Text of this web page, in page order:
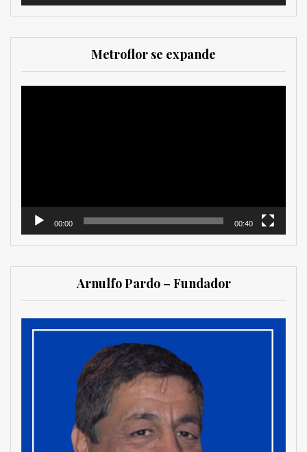
Metroflor se expande
00:00 00:40
Arnulfo Pardo – Fundador